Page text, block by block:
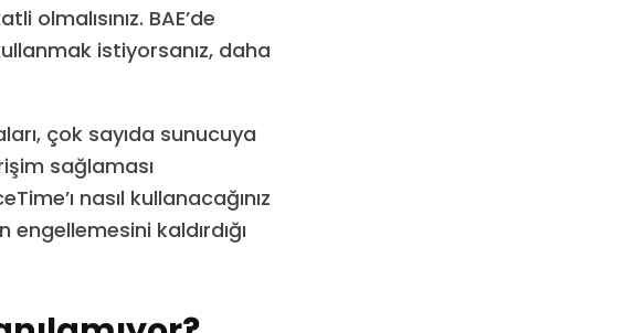
BAE’de
istiyorsanız, daha
çok sayıda sunucuya
sağlaması
nasıl kullanacağınız
kaldırdığı